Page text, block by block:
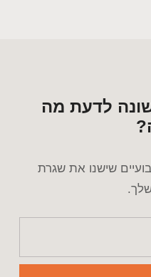
לדעת מה
שישנו את שגרת